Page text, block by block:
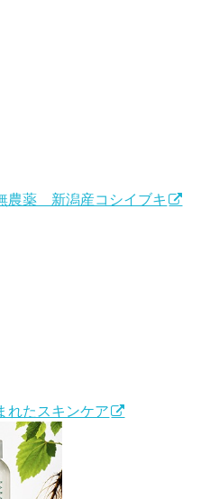
農薬 新潟産コシイブキ
たスキンケア